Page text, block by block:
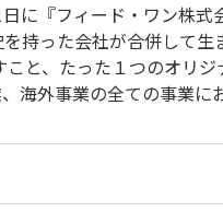
に『フィード・ワン株式
持った会社が合併して生
と、たった１つのオリジ
海外事業の全ての事業に